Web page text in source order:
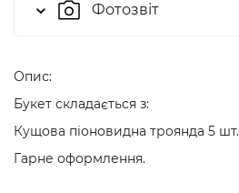
Фотозвіт
Опис:
Букет складається з:
Кущова піоновидна троянда 5 шт.
Гарне оформлення.